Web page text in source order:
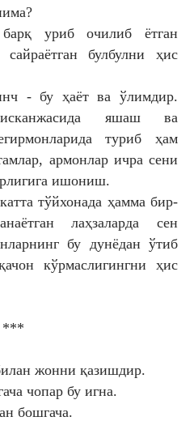
уриб очилиб ётган
булбулни ҳис
бу ҳаёт ва ўлимдир.
яшаш ва
туриб ҳам
армонлар ичра сени
ишониш.
тўйхонада ҳамма бир-
лаҳзаларда сен
бу дунёдан ўтиб
кўрмаслигингни ҳис
***
жонни қазишдир.
чопар бу игна.
бошгача.